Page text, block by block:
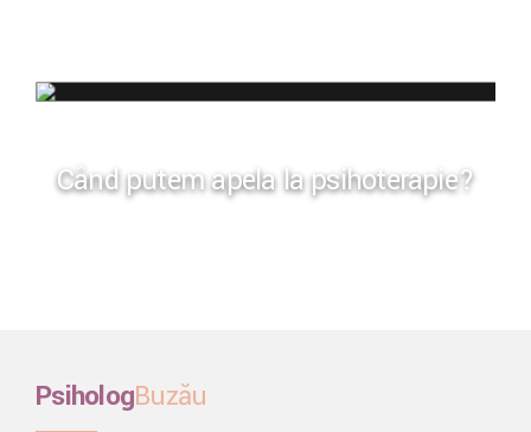
Când putem apela la psihoterapie?
PsihologBuzău